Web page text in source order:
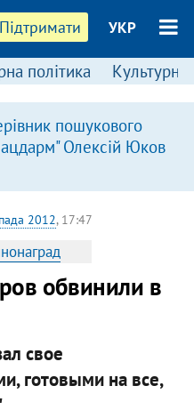
Підтримати УКР
політика Культурні
пошукового
Олексій Юков
2012, 17:47
обвинили в
свое
готовыми на все,